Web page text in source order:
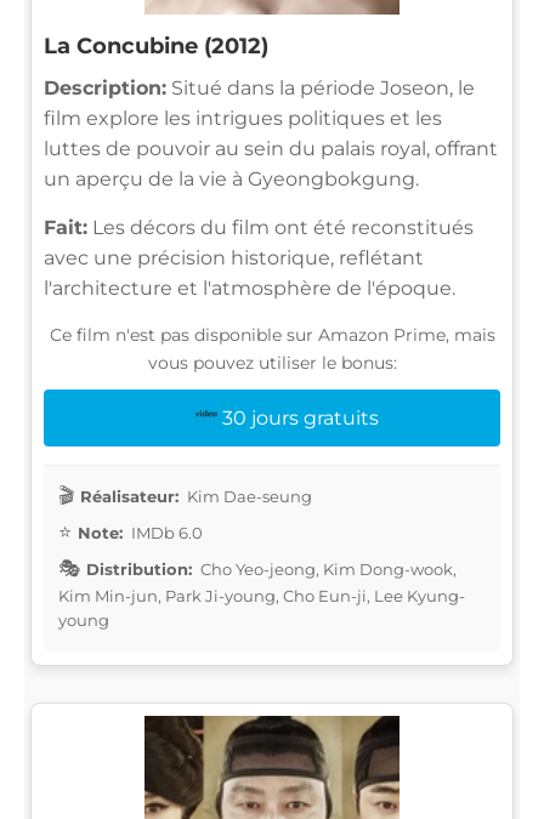
La Concubine (2012)
Description: Situé dans la période Joseon, le
film explore les intrigues politiques et les
luttes de pouvoir au sein du palais royal, offrant
un aperçu de la vie à Gyeongbokgung.
Fait: Les décors du film ont été reconstitués
avec une précision historique, reflétant
l'architecture et l'atmosphère de l'époque.
Ce film n'est pas disponible sur Amazon Prime, mais
vous pouvez utiliser le bonus:
30 jours gratuits
Réalisateur: Kim Dae-seung
Note: IMDb 6.0
Distribution: Cho Yeo-jeong, Kim Dong-wook,
Kim Min-jun, Park Ji-young, Cho Eun-ji, Lee Kyung-
young